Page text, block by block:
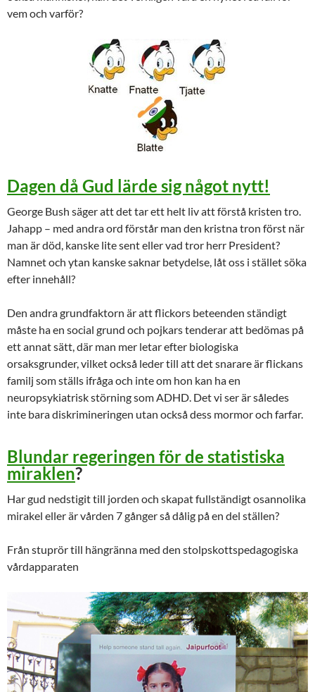
vem och varför?
Dagen då Gud lärde sig något nytt!
George Bush säger att det tar ett helt liv att förstå kristen tro.
Jahapp – med andra ord förstår man den kristna tron först när
man är död, kanske lite sent eller vad tror herr President?
Namnet och ytan kanske saknar betydelse, låt oss i stället söka
efter innehåll?
Den andra grundfaktorn är att flickors beteenden ständigt
måste ha en social grund och pojkars tenderar att bedömas på
ett annat sätt, där man mer letar efter biologiska
orsaksgrunder, vilket också leder till att det snarare är flickans
familj som ställs ifråga och inte om hon kan ha en
neuropsykiatrisk störning som ADHD. Det vi ser är således
inte bara diskrimineringen utan också dess mormor och farfar.
Blundar regeringen för de statistiska
miraklen?
Har gud nedstigit till jorden och skapat fullständigt osannolika
mirakel eller är vården 7 gånger så dålig på en del ställen?
Från stuprör till hängränna med den stolpskottspedagogiska
vårdapparaten